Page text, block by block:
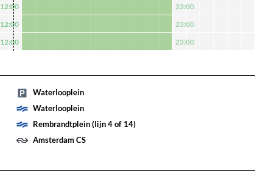
12:00
23:00
12:00
23:00
12:00 23:00
Waterlooplein
Waterlooplein
Rembrandtplein (lijn 4 of 14)
Amsterdam CS